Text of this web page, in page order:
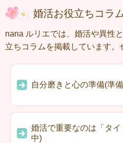
婚活お役立ちコラ
nana ルリエでは、婚活や異性
立ちコラムを掲載しています。
自分磨きと心の準備(準
婚活で重要なのは「タ
中)